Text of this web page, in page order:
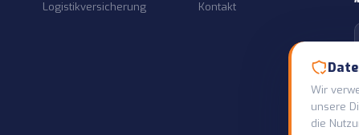
Logistikversicherung
Kontakt
Wir
unsere
die